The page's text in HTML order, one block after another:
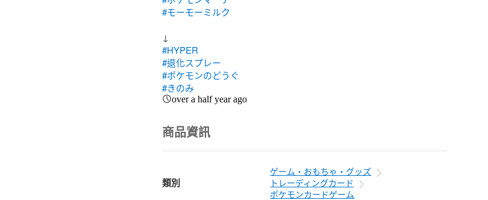
#モーモーミルク
#HYPER
#退化スプレー
#ポケモンのどうぐ
#きのみ
over a half year ago
商品資訊
類別
ゲーム・おもちゃ・グッズ
トレーディングカード
ポケモンカードゲーム